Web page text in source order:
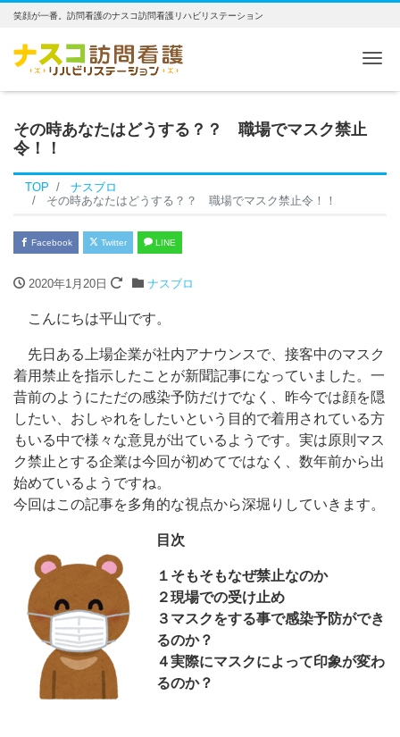
笑顔が一番。訪問看護のナスコ訪問看護リハビリステーション
その時あなたはどうする？？ 職場でマスク禁止
令！！
TOP
ナスブロ
その時あなたはどうする？？ 職場でマスク禁止令！！
Facebook Twitter LINE
2020年1月20日 ナスブロ
こんにちは平山です。
先日ある上場企業が社内アナウンスで、接客中のマスク
着用禁止を指示したことが新聞記事になっていました。一
昔前のようにただの感染予防だけでなく、昨今では顔を隠
したい、おしゃれをしたいという目的で着用されている方
もいる中で様々な意見が出ているようです。実は原則マス
ク禁止とする企業は今回が初めてではなく、数年前から出
始めているようですね。
今回はこの記事を多角的な視点から深堀りしていきます。
目次
１そもそもなぜ禁止なのか
２現場での受け止め
３マスクをする事で感染予防ができ
るのか？
４実際にマスクによって印象が変わ
るのか？